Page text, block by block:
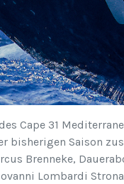
Cape 31
bisherigen Saison
Brenneke,
Lombardi